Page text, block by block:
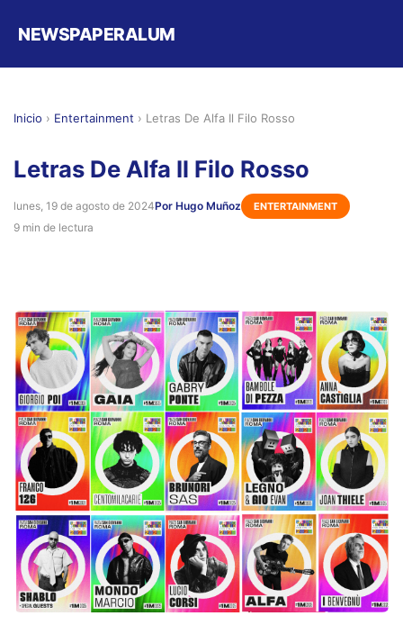
NEWSPAPERALUM
Inicio › Entertainment › Letras De Alfa Il Filo Rosso
Letras De Alfa Il Filo Rosso
lunes, 19 de agosto de 2024Por Hugo Muñoz ENTERTAINMENT
9 min de lectura